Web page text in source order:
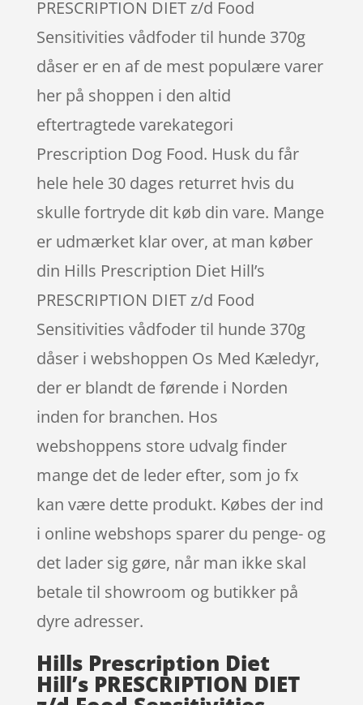
PRESCRIPTION DIET z/d Food
Sensitivities vådfoder til hunde 370g
dåser er en af de mest populære varer
her på shoppen i den altid
eftertragtede varekategori
Prescription Dog Food. Husk du får
hele hele 30 dages returret hvis du
skulle fortryde dit køb din vare. Mange
er udmærket klar over, at man køber
din Hills Prescription Diet Hill’s
PRESCRIPTION DIET z/d Food
Sensitivities vådfoder til hunde 370g
dåser i webshoppen Os Med Kæledyr,
der er blandt de førende i Norden
inden for branchen. Hos
webshoppens store udvalg finder
mange det de leder efter, som jo fx
kan være dette produkt. Købes der ind
i online webshops sparer du penge- og
det lader sig gøre, når man ikke skal
betale til showroom og butikker på
dyre adresser.
Hills Prescription Diet
Hill’s PRESCRIPTION DIET